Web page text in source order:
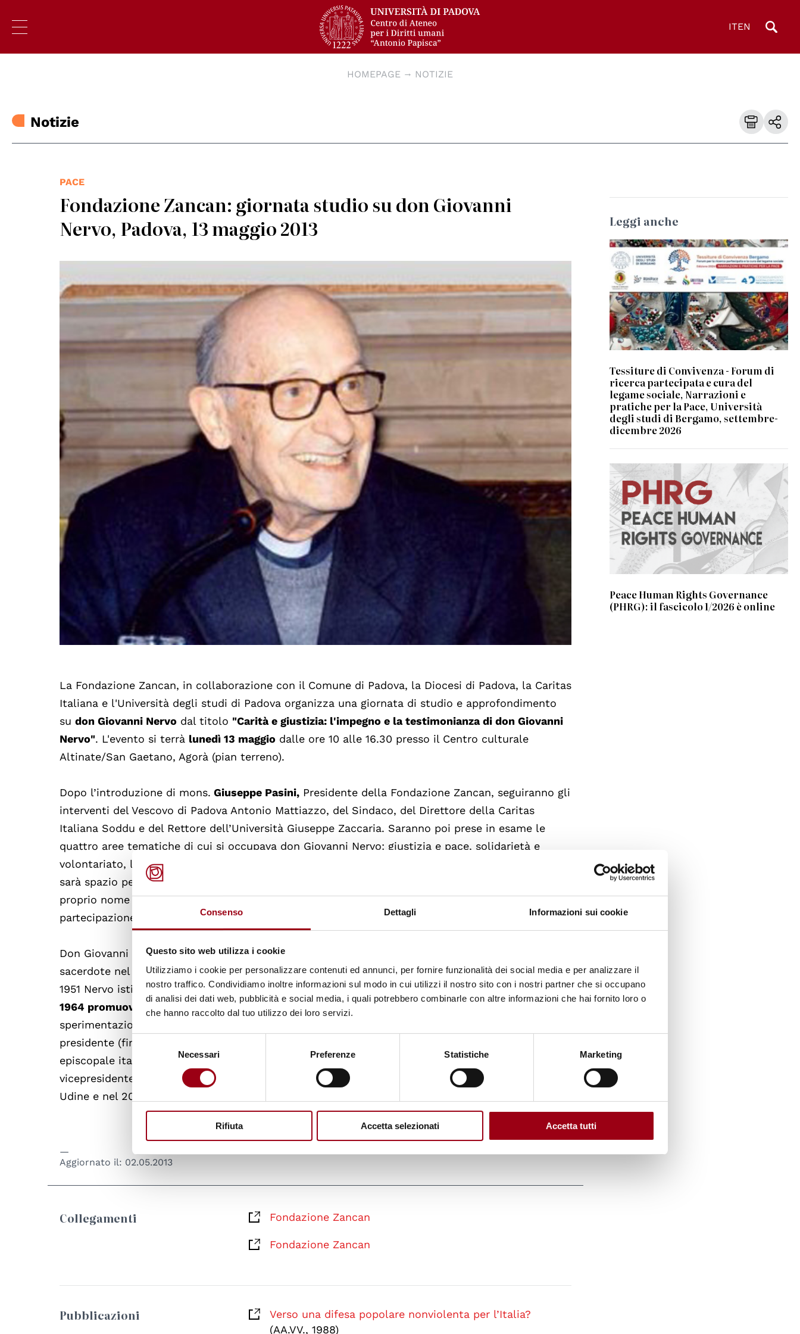
Consenso Dettagli Informazioni sui cookie
Questo sito web utilizza i cookie
Utilizziamo i cookie per personalizzare contenuti ed annunci, per fornire funzionalità dei social media e per analizzare il
nostro traffico. Condividiamo inoltre informazioni sul modo in cui utilizzi il nostro sito con i nostri partner che si occupano
di analisi dei dati web, pubblicità e social media, i quali potrebbero combinarle con altre informazioni che hai fornito loro o
che hanno raccolto dal tuo utilizzo dei loro servizi.
Selezione
Necessari Preferenze Statistiche Marketing
Rifiuta Accetta selezionati Accetta tutti
ITEN
HOMEPAGE NOTIZIE
Notizie
PACE
Fondazione Zancan: giornata studio su don Giovanni
Nervo, Padova, 13 maggio 2013
La Fondazione Zancan, in collaborazione con il Comune di Padova, la Diocesi di Padova, la Caritas
Italiana e l'Università degli studi di Padova organizza una giornata di studio e approfondimento
sudon Giovanni Nervo dal titolo "Carità e giustizia: l'impegno e la testimonianza di don Giovanni
Nervo". L'evento si terrà lunedì 13 maggio dalle ore 10 alle 16.30 presso il Centro culturale
Altinate/San Gaetano, Agorà (pian terreno).
Dopo l’introduzione di mons. Giuseppe Pasini, Presidente della Fondazione Zancan, seguiranno gli
interventi del Vescovo di Padova Antonio Mattiazzo, del Sindaco, del Direttore della Caritas
Italiana Soddu e del Rettore dell’Università Giuseppe Zaccaria. Saranno poi prese in esame le
quattro aree tematiche di cui si occupava don Giovanni Nervo: giustizia e pace, solidarietà e
volontariato, lotta alle disuguaglianze e servizi alla persona. In seguito dalle 14.00 alle 16.30 ci
sarà spazio per testimonianze brevi. Chi è interessato a esprimere un pensiero può comunicare il
proprio nome alla Fondazione Zancan, inoltre essendo i posti limitati si chiede di confermare la
partecipazione.
Don Giovanni Nervo (Casalpusterlengo (LO) 13 dicembre 1918 - Padova 21 marzo 2013) ordinato
sacerdote nel 1941 nella diocesi di Padova, vive dal 1943 al 1945 l’esperienza della Resistenza. Nel
1951 Nervo istituisce la Scuola superiore di servizio sociale di Padova e la dirige fino al 1970. Nel
1964 promuove la Fondazione "Emanuela Zancan"
, un centro studi, ricerca, formazione e
sperimentazione sui temi della sanità, del welfare e dell’educazione, della quale è prima
presidente (fino al 1996) e poi presidente onorario. Nel
episcopale italiana,
costituisce Caritas Italiana
, che dirige in qualità di presidente e poi
vicepresidente fino al 1986. Nel 1996 riceve la laurea
ad honorem
in Economia dall’Università di
Udine e nel 2003 in Scienze dell’educazione dall’Università di Padova.
Aggiornato il: 02.05.2013
Collegamenti Fondazione Zancan
Fondazione Zancan
Pubblicazioni
Verso una difesa popolare nonviolenta per l’Italia?
(AA.VV., 1988)
Leggi anche
© Università degli Studi di Bologna
Tessiture di Convivenza - Forum di
ricerca partecipata e cura del
legame sociale, Narrazioni e
pratiche per la Pace, Università
degli studi di Bergamo, settembre-
dicembre 2026
Peace Human Rights Governance
(PHRG): il fascicolo 1/2026 è online